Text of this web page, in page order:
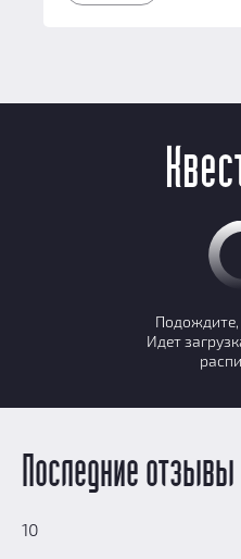
Идет
Последние отзывы
10